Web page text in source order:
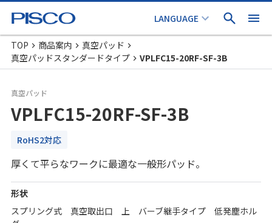
TOP 商品案内
真空パッド
真空パッドスタンダードタイプ
VPLFC15-20RF-SF-3B
真空パッド
VPLFC15-20RF-SF-3B
RoHS2対応
厚くて平らなワークに最適な一般形パッド。
形状
スプリング式 真空取出口 上 バーブ継手タイプ 低発塵ホル